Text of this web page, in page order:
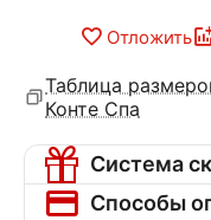
Отложить
Таблица
Конте Спа
Система
Способы